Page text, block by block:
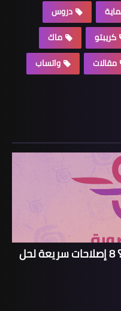
دروس
كريبتو
ماك
مقالات
واتساب
شاشة Oppo Pad Neo متوقفة؟ 8 إصلاحات سريعة لحل